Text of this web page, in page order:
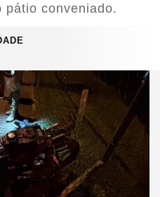
conveniado.